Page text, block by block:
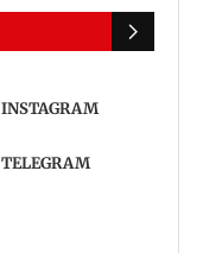
INSTAGRAM
TELEGRAM